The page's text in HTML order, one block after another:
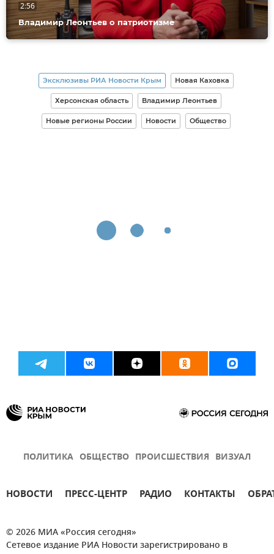
Владимир Леонтьев о патриотизме
2:56
Эксклюзивы РИА Новости Крым Новая Каховка
Херсонская область Владимир Леонтьев
Новые регионы России Новости Общество
ПОЛИТИКА ОБЩЕСТВО ПРОИСШЕСТВИЯ ВИЗУАЛ
НОВОСТИ ПРЕСС-ЦЕНТР РАДИО КОНТАКТЫ
© 2026 МИА «Россия сегодня»
Сетевое издание РИА Новости зарегистрировано в